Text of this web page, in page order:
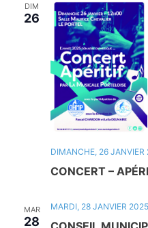
DIM
26
CONCERT –
DIMANCHE, 26
MAR
28
MARDI, 28 JANVIER